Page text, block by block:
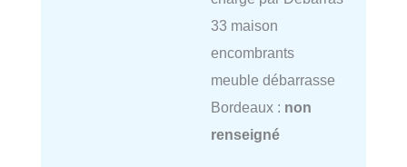
33 maison
encombrants
meuble débarrasse
Bordeaux : non
renseigné